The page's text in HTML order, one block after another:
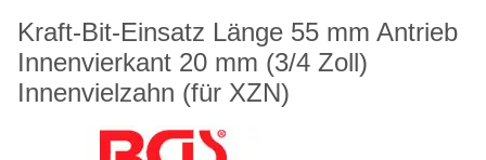
Kraft-Bit-Einsatz Länge 55 mm Antrieb
Innenvierkant 20 mm (3/4 Zoll)
Innenvielzahn (für XZN)